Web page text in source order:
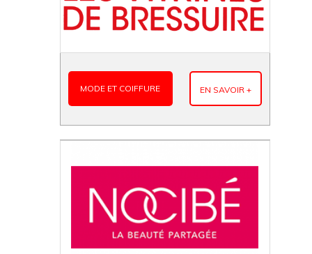
MODE ET COIFFURE EN SAVOIR +